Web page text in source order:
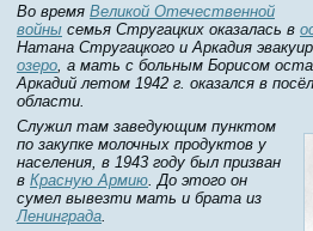
Во время Великой Отечественной
войны семья Стругацких оказалась в
Натана Стругацкого и Аркадия
озеро , а мать с больным Борисом
Аркадий летом 1942 г. оказался в
области.
Служил там заведующим пунктом
по закупке молочных продуктов у
населения, в 1943 году был призван
в Красную Армию. До этого он
сумел вывезти мать и брата из
Ленинграда.